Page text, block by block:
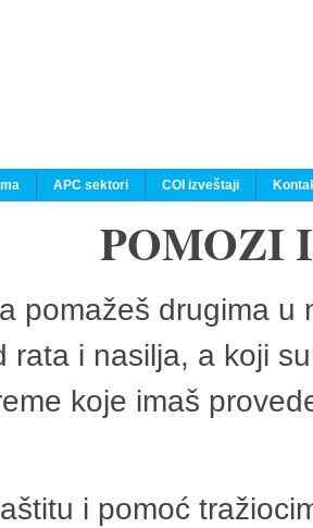
APC sektori COI izveštaji
POMOZI
pomažeš drugima
rata i nasilja, a koji
koje imaš
i pomoć